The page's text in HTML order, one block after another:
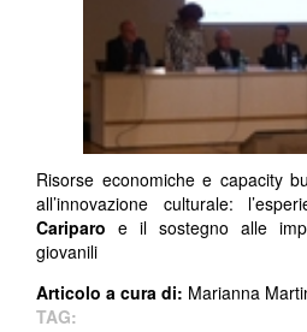
Risorse economiche e capacity
all’innovazione culturale:
Cariparo e il sostegno alle
giovanili
Articolo a cura di: Marianna
TAG: